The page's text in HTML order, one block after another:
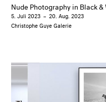
Nude Photography in Black
5. Juli 2023 –20. Aug. 2023
Christophe Guye Galerie